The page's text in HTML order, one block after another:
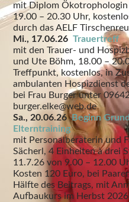
mit Diplom
19.00 – 20.30 Uhr,
durch das AELF
Mi., 17.06.26Trauertreff
mit den Trauer- und
und Ute Böhm, 18.00 –
Treffpunkt, kostenlos, in
ambulanten Hospizdienst
bei Frau Burger unter
burger.elke@web.de
Sa., 20.06.26Beginn
Elterntraining
mit Personalberaterin und
Sächerl, 4 Einheiten à drei
11.7.26 von 9.00 – 12.00
Kosten 120 Euro, bei
Hälfte des Beitrags, mit
Aufbaukurs im Herbst 2026